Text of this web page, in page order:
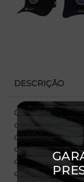
DESCRIÇÃO
Confeccionado
clássica
com um design
curvada que
costuras
diferencial fica